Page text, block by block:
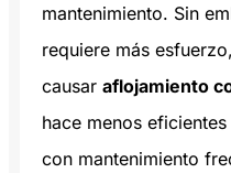
mantenimiento. Sin
requiere más
causar aflojamiento
hace menos
con mantenimiento